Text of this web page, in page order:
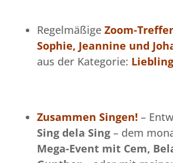
Regelmäßige Zoom-
Sophie, Jeannine und
aus der Kategorie:
Zusammen Singen! –
Sing dela Sing– dem
Mega-Event mit Cem,